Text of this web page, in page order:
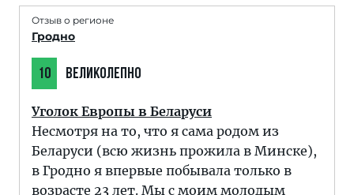
Отзыв о регионе
Гродно
10 ВЕЛИКОЛЕПНО
Уголок Европы в Беларуси
Несмотря на то, что я сама родом из
Беларуси (всю жизнь прожила в Минске),
в Гродно я впервые побывала только в
возрасте 23 лет. Мы с моим молодым